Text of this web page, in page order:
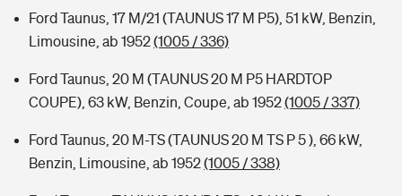
Ford Taunus, 17 M/21 (TAUNUS 17 M P5), 51 kW, Benzin,
Limousine, ab 1952(1005 / 336)
Ford Taunus, 20 M (TAUNUS 20 M P5 HARDTOP
COUPE), 63 kW, Benzin, Coupe, ab 1952(1005 / 337)
Ford Taunus, 20 M-TS (TAUNUS 20 M TS P 5 ), 66 kW,
Benzin, Limousine, ab 1952(1005 / 338)